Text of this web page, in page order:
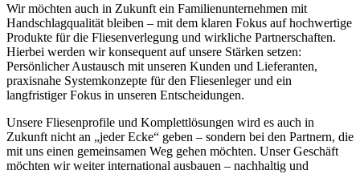
Wir möchten auch in Zukunft ein Familienunternehmen mit
Handschlagqualität bleiben – mit dem klaren Fokus auf hochwertige
Produkte für die Fliesenverlegung und wirkliche Partnerschaften.
Hierbei werden wir konsequent auf unsere Stärken setzen:
Persönlicher Austausch mit unseren Kunden und Lieferanten,
praxisnahe Systemkonzepte für den Fliesenleger und ein
langfristiger Fokus in unseren Entscheidungen.
Unsere Fliesenprofile und Komplettlösungen wird es auch in
Zukunft nicht an „jeder Ecke“ geben – sondern bei den Partnern, die
mit uns einen gemeinsamen Weg gehen möchten. Unser Geschäft
möchten wir weiter international ausbauen – nachhaltig und